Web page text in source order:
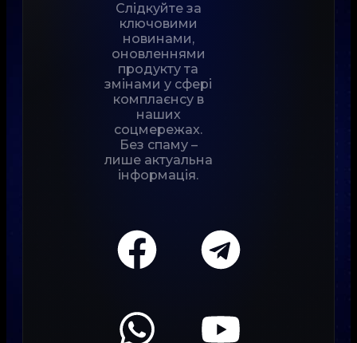
Слідкуйте за
ключовими
новинами,
оновленнями
продукту та
змінами у сфері
комплаєнсу в
наших
соцмережах.
Без спаму –
лише актуальна
інформація.